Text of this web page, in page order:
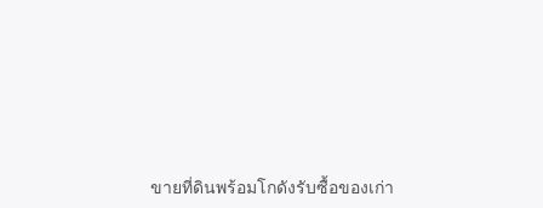
ขายที่ดินพร้อมโกดังรับซื้อของเก่า